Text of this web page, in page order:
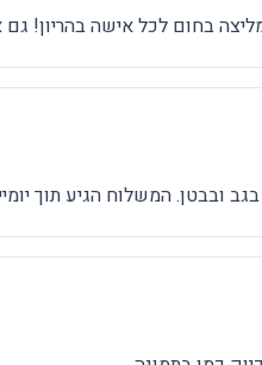
בחום לכל אישה בהריון!
ובבטן. המשלוח הגיע תוך